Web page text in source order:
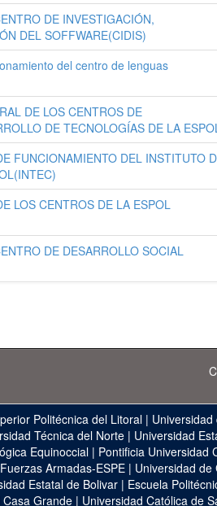
DE INVESTIGACIÓN,
DEL SOFFWARE(CIDIS)
del centro de lenguas
DE LOS CENTROS DE
DE TECNOLOGÍAS DE LA
FUNCIONAMIENTO DEL INSTITUTO
LOS CENTROS DE LA ESPOL
DE DESARROLLO SOCIAL
Politécnica del Litoral |
Técnica del Norte| Universidad
Equinoccial| Pontificia Universidad
Armadas-ESPE | Universidad de
Estatal de Bolivar| Escuela
Grande | Universidad Católica de